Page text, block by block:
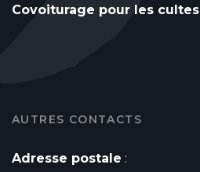
Covoiturage pour les cultes
AUTRES CONTACTS
Adresse postale :